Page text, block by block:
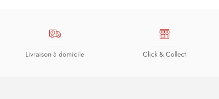
Livraison à domicile Click & Collect